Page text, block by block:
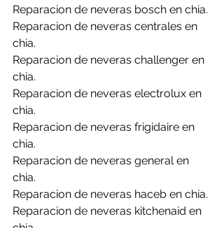
Reparacion de neveras bosch en chia.
Reparacion de neveras centrales en
chia.
Reparacion de neveras challenger en
chia.
Reparacion de neveras electrolux en
chia.
Reparacion de neveras frigidaire en
chia.
Reparacion de neveras general en
chia.
Reparacion de neveras haceb en chia.
Reparacion de neveras kitchenaid en